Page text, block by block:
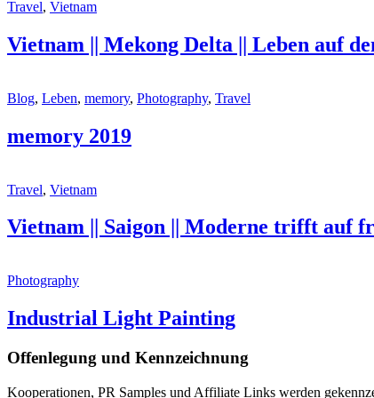
Travel, Vietnam
Vietnam || Mekong Delta || Leben auf
Blog, Leben, memory, Photography, Travel
memory 2019
Travel, Vietnam
Vietnam || Saigon || Moderne trifft auf
Photography
Industrial Light Painting
Offenlegung und Kennzeichnung
Kooperationen, PR Samples und Affiliate Links werden